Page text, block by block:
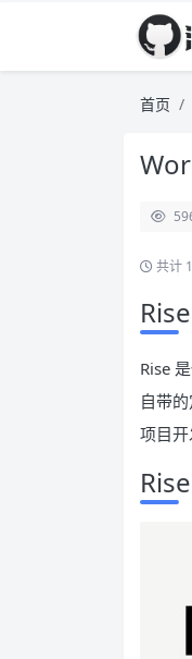
首页
共计
Rise
自带
项目